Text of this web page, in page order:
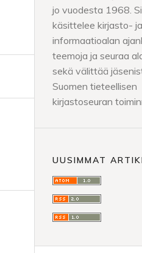
jo vuodesta 1968.
käsittelee kirjasto- ja
informaatioalan
teemoja ja seuraa
sekä välittää
Suomen tieteellisen
kirjastoseuran
UUSIMMAT